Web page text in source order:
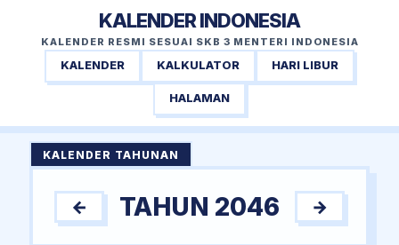
KALENDER INDONESIA
KALENDER RESMI SESUAI SKB 3 MENTERI INDONESIA
KALENDER KALKULATOR HARI LIBUR
HALAMAN
KALENDER TAHUNAN
← TAHUN 2046 →